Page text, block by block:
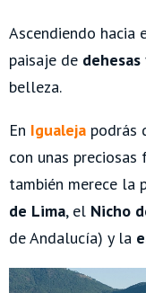
Ascendiendo hacia
paisaje de dehesas
belleza.
En Igualeja podrás
con unas
también merece la
de Lima, el Nicho
de Andalucía) y la